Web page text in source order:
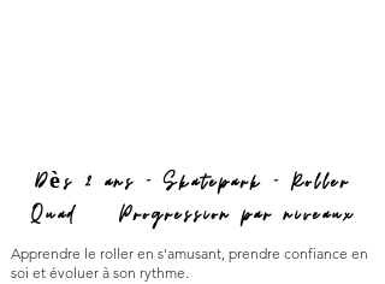
Dès 2 ans - Skatepark - Roller
Quad • Progression par niveaux
Apprendre le roller en s'amusant, prendre confiance en
soi et évoluer à son rythme.